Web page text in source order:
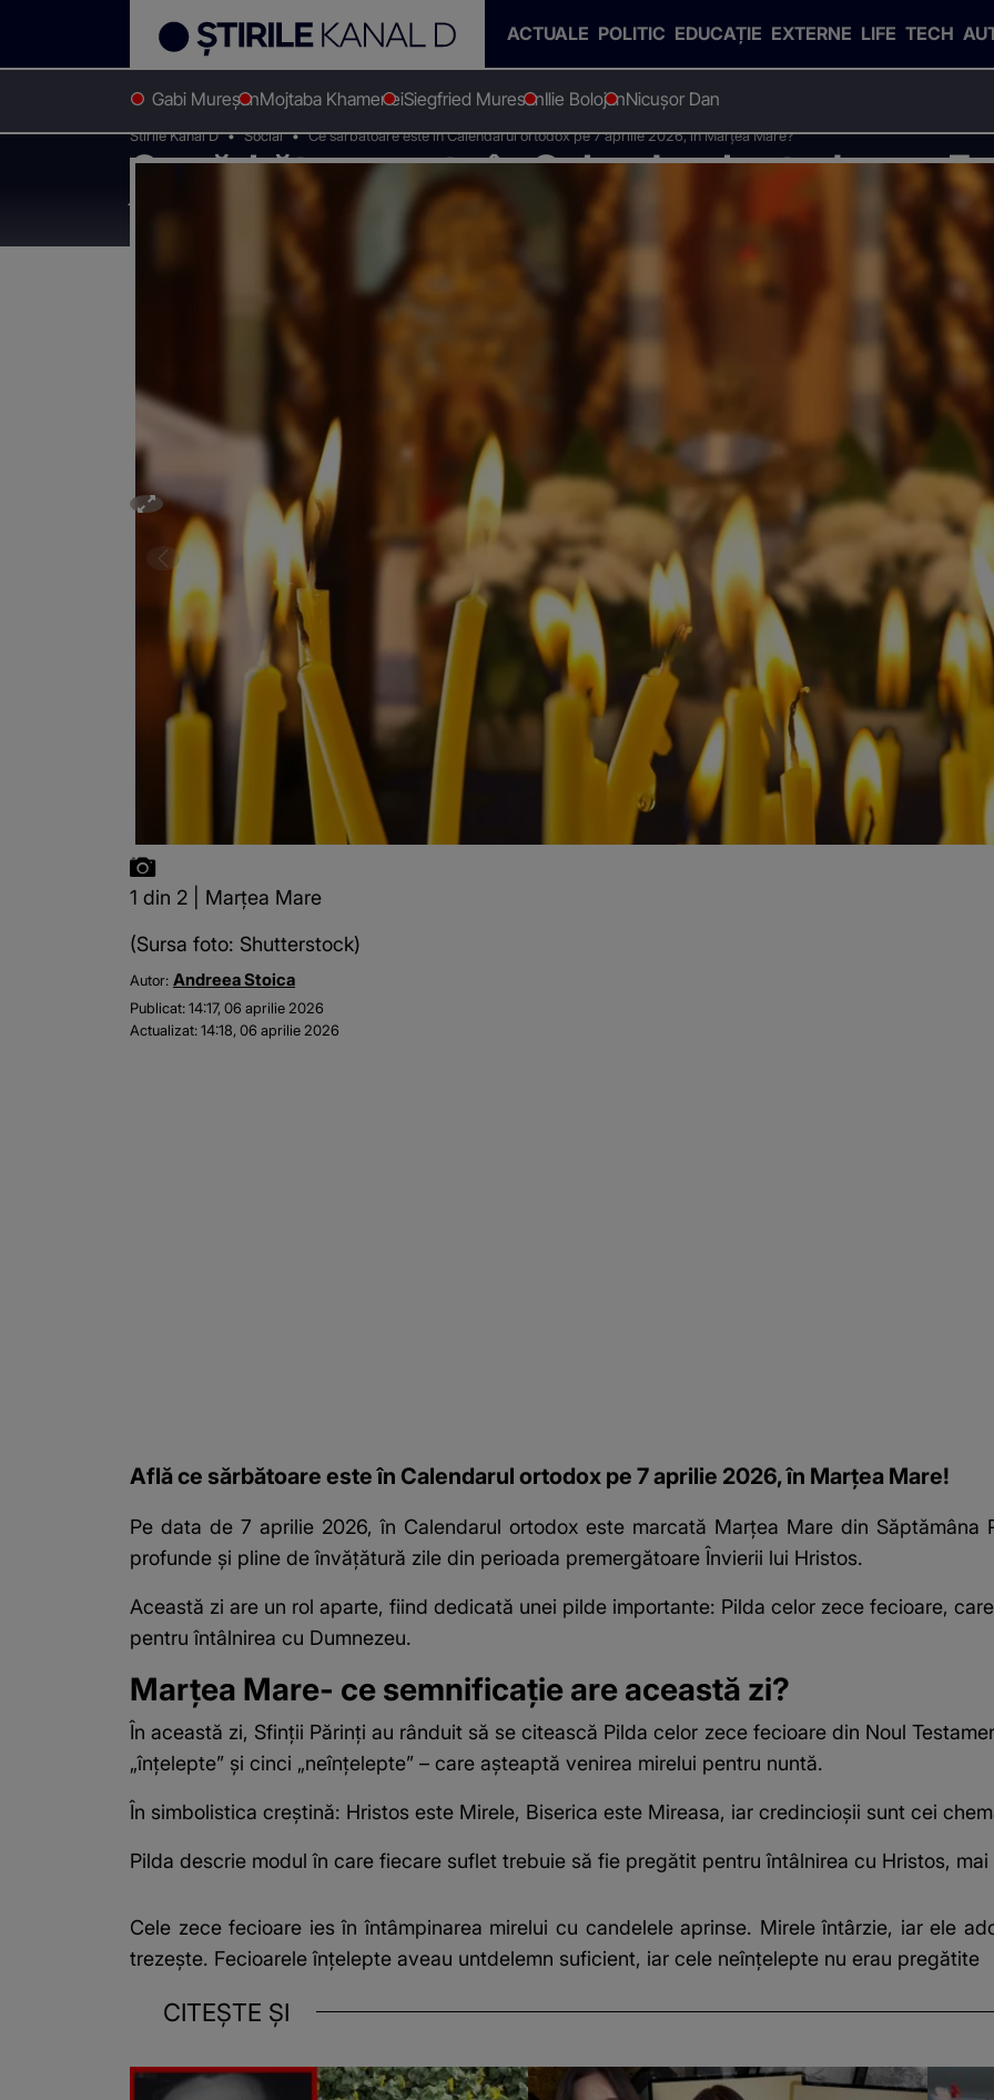
ACTUALE POLITIC EDUCAȚIE EXTERNE LIFE TECH
Gabi MureșanMojtaba KhameneiSiegfried MuresanIlie BolojanNicușor Dan
Stirile Kanal D Social Ce sărbătoare este în Calendarul ortodox pe 7 aprilie 2026, în Marțea Mare?
Ce sărbătoare este în Calendarul ortodox pe 7
în Marțea Mare?
1 din 2 | Marțea Mare
(Sursa foto: Shutterstock)
Autor: Andreea Stoica
Publicat:14:17, 06 aprilie 2026
Actualizat:14:18, 06 aprilie 2026
Află ce sărbătoare este în Calendarul ortodox pe 7 aprilie 2026, în Marțea Mare!
Pe data de 7 aprilie 2026, în Calendarul ortodox este marcată Marțea Mare din Săptămâna
profunde și pline de învățătură zile din perioada premergătoare Învierii lui Hristos.
Această zi are un rol aparte, fiind dedicată unei pilde importante: Pilda celor zece fecioare,
pentru întâlnirea cu Dumnezeu.
Marțea Mare- ce semnificație are această zi?
În această zi, Sfinții Părinți au rânduit să se citească Pilda celor zece fecioare din Noul
„înțelepte” și cinci „neînțelepte” – care așteaptă venirea mirelui pentru nuntă.
În simbolistica creștină: Hristos este Mirele, Biserica este Mireasa, iar credincioșii sunt cei
Pilda descrie modul în care fiecare suflet trebuie să fie pregătit pentru întâlnirea cu Hristos,
Cele zece fecioare ies în întâmpinarea mirelui cu candelele aprinse. Mirele întârzie, iar ele
trezește. Fecioarele înțelepte aveau untdelemn suficient, iar cele neînțelepte nu erau pregătite
CITEȘTE ȘI